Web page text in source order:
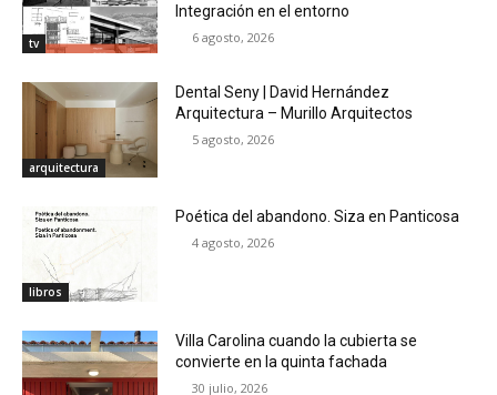
tv
Integración en el entorno
6 agosto, 2026
arquitectura
Dental Seny | David Hernández
Arquitectura – Murillo Arquitectos
5 agosto, 2026
libros
Poética del abandono. Siza en Panticosa
4 agosto, 2026
Villa Carolina cuando la cubierta se
convierte en la quinta fachada
30 julio, 2026